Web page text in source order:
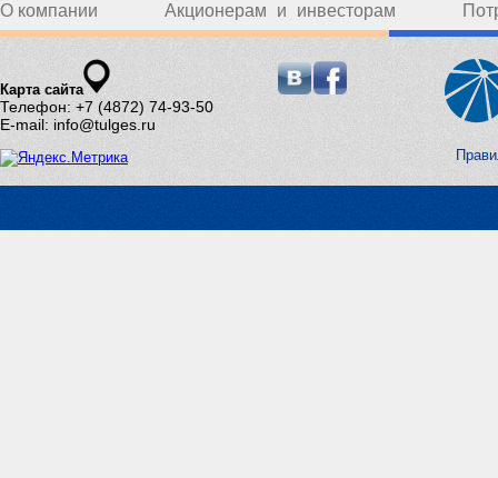
О компании Акционерам и инвесторам
Карта сайта
Телефон: +7 (4872) 74-93-50
E-mail: info@tulges.ru